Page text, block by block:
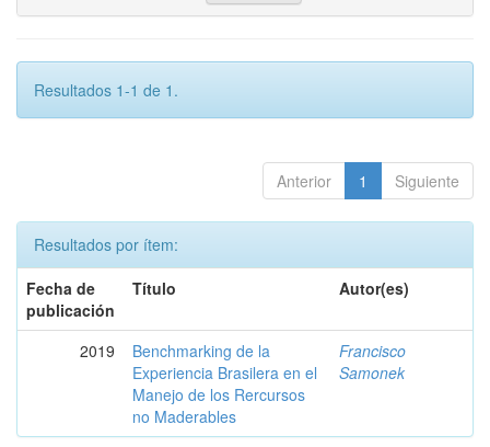
Resultados 1-1 de 1.
Anterior 1 Siguiente
Resultados por ítem:
Fecha de
publicación
Título Autor(es)
2019
Benchmarking de la
Experiencia Brasilera en el
Manejo de los Rercursos
no Maderables
Francisco
Samonek